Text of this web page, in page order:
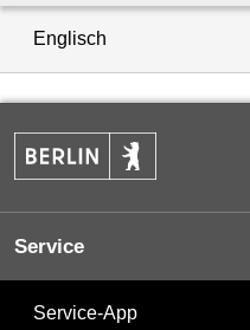
Englisch
Service
Service-App